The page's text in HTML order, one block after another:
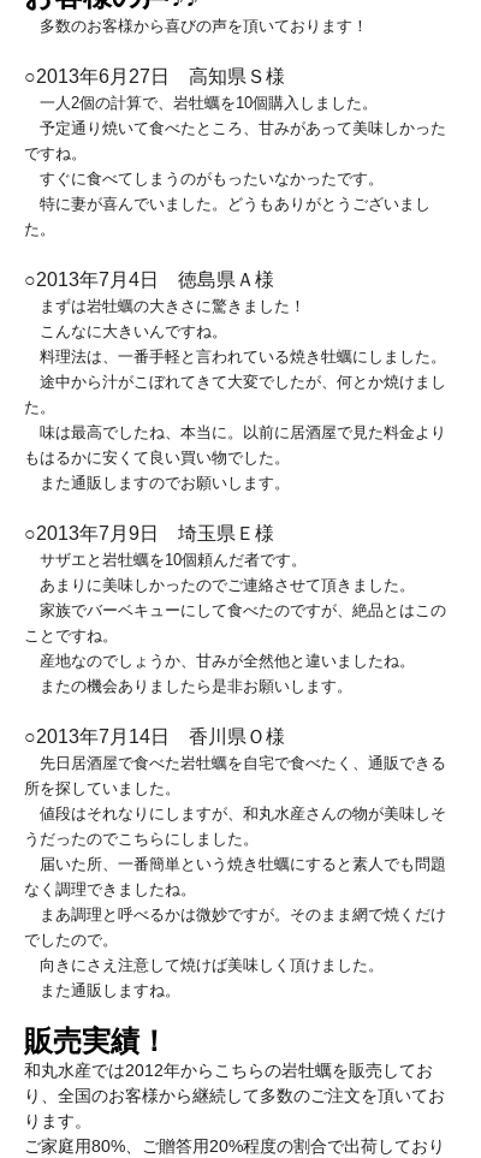
多数のお客様から喜びの声を頂いております！
○2013年6月27日 高知県Ｓ様
一人2個の計算で、岩牡蠣を10個購入しました。
予定通り焼いて食べたところ、甘みがあって美味しかった
ですね。
すぐに食べてしまうのがもったいなかったです。
特に妻が喜んでいました。どうもありがとうございまし
た。
○2013年7月4日 徳島県Ａ様
まずは岩牡蠣の大きさに驚きました！
こんなに大きいんですね。
料理法は、一番手軽と言われている焼き牡蠣にしました。
途中から汁がこぼれてきて大変でしたが、何とか焼けまし
た。
味は最高でしたね、本当に。以前に居酒屋で見た料金より
もはるかに安くて良い買い物でした。
また通販しますのでお願いします。
○2013年7月9日 埼玉県Ｅ様
サザエと岩牡蠣を10個頼んだ者です。
あまりに美味しかったのでご連絡させて頂きました。
家族でバーベキューにして食べたのですが、絶品とはこの
ことですね。
産地なのでしょうか、甘みが全然他と違いましたね。
またの機会ありましたら是非お願いします。
○2013年7月14日 香川県Ｏ様
先日居酒屋で食べた岩牡蠣を自宅で食べたく、通販できる
所を探していました。
値段はそれなりにしますが、和丸水産さんの物が美味しそ
うだったのでこちらにしました。
届いた所、一番簡単という焼き牡蠣にすると素人でも問題
なく調理できましたね。
まあ調理と呼べるかは微妙ですが。そのまま網で焼くだけ
でしたので。
向きにさえ注意して焼けば美味しく頂けました。
また通販しますね。
販売実績！
和丸水産では2012年からこちらの岩牡蠣を販売してお
り、全国のお客様から継続して多数のご注文を頂いてお
ります。
ご家庭用80%、ご贈答用20%程度の割合で出荷しており